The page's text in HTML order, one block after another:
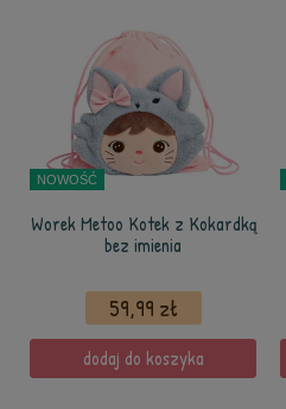
NOWOŚĆ
Worek Metoo Kotek z Kokardką
bez imienia
59,99 zł
dodaj do koszyka